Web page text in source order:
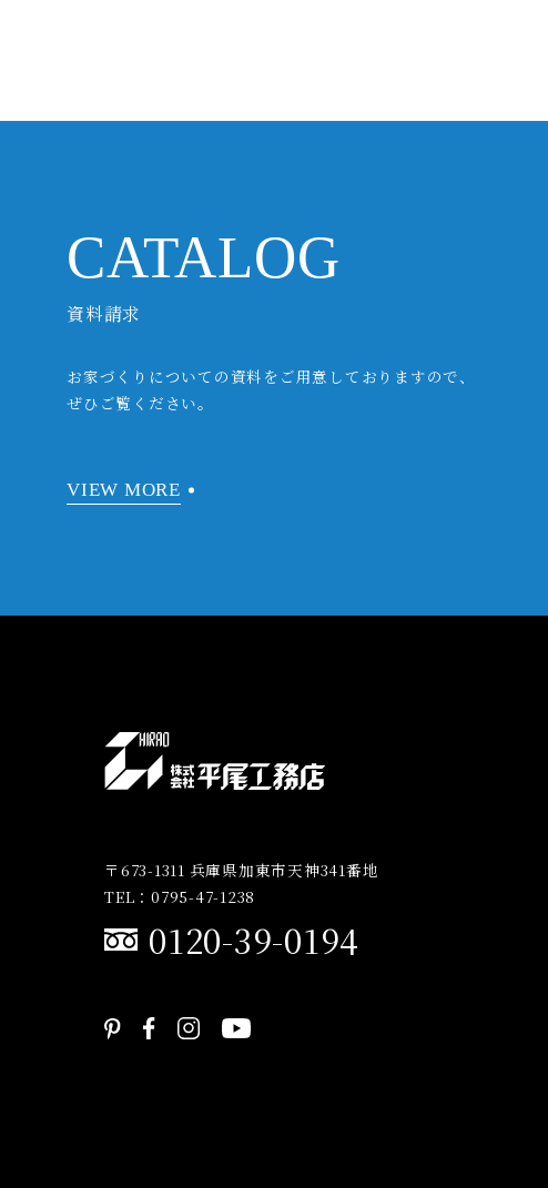
CATALOG
資料請求
お家づくりについての資料をご用意しておりますので、
ぜひご覧ください。
VIEW MORE
〒673-1311 兵庫県加東市天神341番地
TEL：0795-47-1238
0120-39-0194